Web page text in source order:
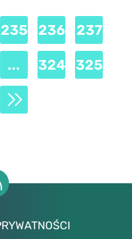
235 236 237
... 324 325